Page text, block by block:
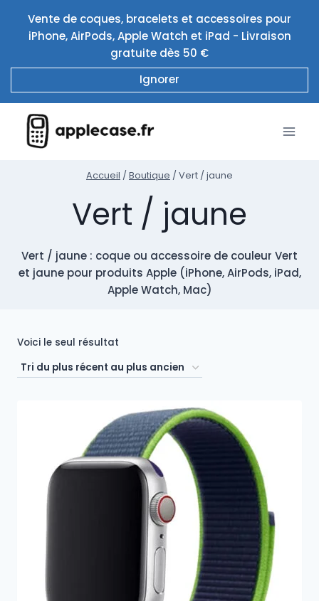
contenu
Vente de coques, bracelets et accessoires pour
iPhone, AirPods, Apple Watch et iPad - Livraison
gratuite dès 50 €
Ignorer
Accueil / Boutique / Vert / jaune
Vert / jaune
Vert / jaune : coque ou accessoire de couleur Vert
et jaune pour produits Apple (iPhone, AirPods, iPad,
Apple Watch, Mac)
Voici le seul résultat